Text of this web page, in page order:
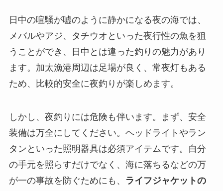
日中の喧騒が嘘のように静かになる夜の海では、
メバルやアジ、タチウオといった夜行性の魚を狙
うことができ、日中とは違った釣りの魅力があり
ます。加太漁港周辺は足場が良く、常夜灯もある
ため、比較的安全に夜釣りが楽しめます。
しかし、夜釣りには危険も伴います。まず、 安全
装備は万全にしてください。 ヘッドライトやラン
タンといった照明器具は必須アイテムです。自分
の手元を照らすだけでなく、海に落ちるなどの万
が一の事故を防ぐためにも、
ライフジャケットの